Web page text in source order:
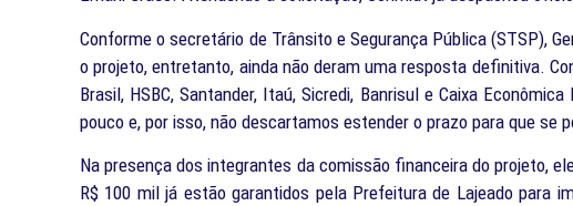
Conforme o secretário de Trânsito e Segurança Pública (STSP),
o projeto, entretanto, ainda não deram uma resposta definitiva.
Brasil, HSBC, Santander, Itaú, Sicredi, Banrisul e Caixa
pouco e, por isso, não descartamos estender o prazo para que se
Na presença dos integrantes da comissão financeira do projeto,
R$ 100 mil já estão garantidos pela Prefeitura de Lajeado para